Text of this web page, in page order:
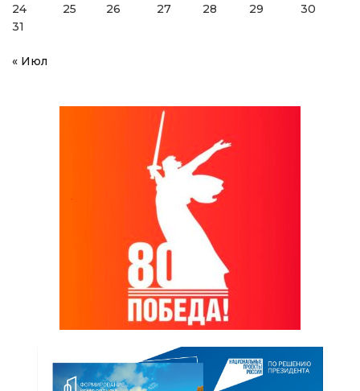
24
25 26 27 28 29
30
31
« Июл